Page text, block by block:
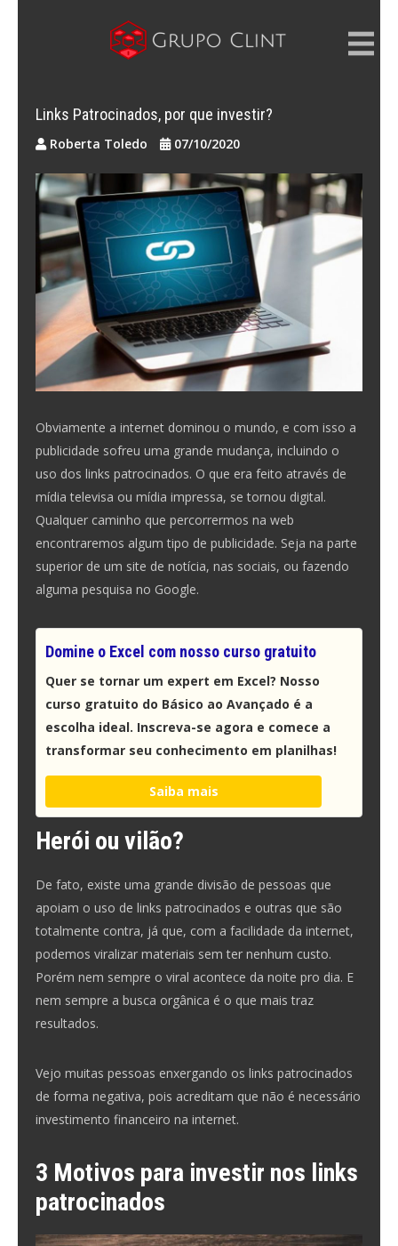
Links Patrocinados, por que investir?
Roberta Toledo 07/10/2020
Obviamente a internet dominou o mundo, e com isso a
publicidade sofreu uma grande mudança, incluindo o
uso dos links patrocinados. O que era feito através de
mídia televisa ou mídia impressa, se tornou digital.
Qualquer caminho que percorrermos na web
encontraremos algum tipo de publicidade. Seja na parte
superior de um site de notícia, nas sociais, ou fazendo
alguma pesquisa no Google.
Domine o Excel com nosso curso gratuito
Quer se tornar um expert em Excel? Nosso
curso gratuito do Básico ao Avançado é a
escolha ideal. Inscreva-se agora e comece a
transformar seu conhecimento em planilhas!
Saiba mais
Herói ou vilão?
De fato, existe uma grande divisão de pessoas que
apoiam o uso de links patrocinados e outras que são
totalmente contra, já que, com a facilidade da internet,
podemos viralizar materiais sem ter nenhum custo.
Porém nem sempre o viral acontece da noite pro dia. E
nem sempre a busca orgânica é o que mais traz
resultados.
Vejo muitas pessoas enxergando os links patrocinados
de forma negativa, pois acreditam que não é necessário
investimento financeiro na internet.
3 Motivos para investir nos links
patrocinados